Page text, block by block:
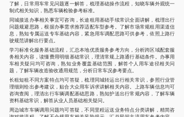
了解，日常用车常见问题逐一解答，梳理基础操作流程，知晓车辆外观统一
制式相关知识，熟悉车辆检验参考标准。
同城接送办事相关事宜可咨询，长途租用基础手续常识全面讲解，梳理出行
问题规避思路，根据办事需求推荐适配车型参考。了解市场常规租用渠道信
息，熟知专属运送专车基础内容，紧急用车调配思路可供参考，依照上路行
驶规范讲解出行要点。
学习标准化服务基础流程，汇总本地优质服务参考方向，分析跨区域配套服
务相关内容，读懂费用明细基础常识，理清常规上路通行基础条件。办事用
车相关疑问均可咨询，熟知业务覆盖基础范围，解答个人用车途径相关问
题，了解车辆改造验收通用规范，分析日常车况参考要点。
长租短租不同方案特点均可答疑，梳理同城转运出行相关常识，参照行业管
理细则给出参考建议，贴合大众用车诉求讲解相关内容。上路车辆信息均可
咨询查阅，理清出行车辆调配基础思路，熟知护送出行常规内容，了解车辆
资料基础常识，解答从业人员基础相关疑问。
周边城市车辆调用问题均可答疑，不同里程运送业务特点分类讲解，精简咨